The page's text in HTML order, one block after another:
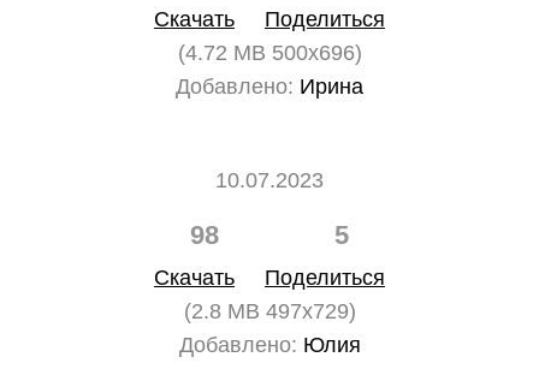
Скачать
Поделиться
(4.72 MB 500x696)
Добавлено: Ирина
10.07.2023
98 5
Скачать
Поделиться
(2.8 MB 497x729)
Добавлено: Юлия